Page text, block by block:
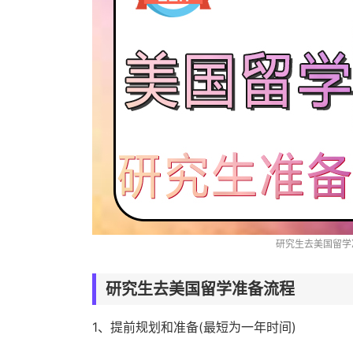
研究生去美国留
研究生去美国留学准备流程
1、提前规划和准备(最短为一年时间)